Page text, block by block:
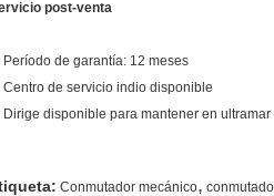
post-venta
Período de garantía: 12 meses
Centro de servicio indio disponible
Dirige disponible para mantener en ultramar
Conmutador mecánico,